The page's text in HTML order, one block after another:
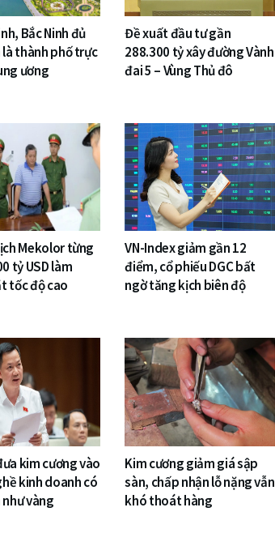
Bắc Ninh đủ
thành phố trực
ương
Đề xuất đầu tư gần
288.300 tỷ xây đường Vành
đai 5 – Vùng Thủ đô
Mekolor từng
tỷ USD làm
tốc độ cao
VN-Index giảm gần 12
điểm, cổ phiếu DGC bất
ngờ tăng kịch biên độ
kim cương vào
kinh doanh có
vàng
Kim cương giảm giá sập
sàn, chấp nhận lỗ nặng vẫn
khó thoát hàng